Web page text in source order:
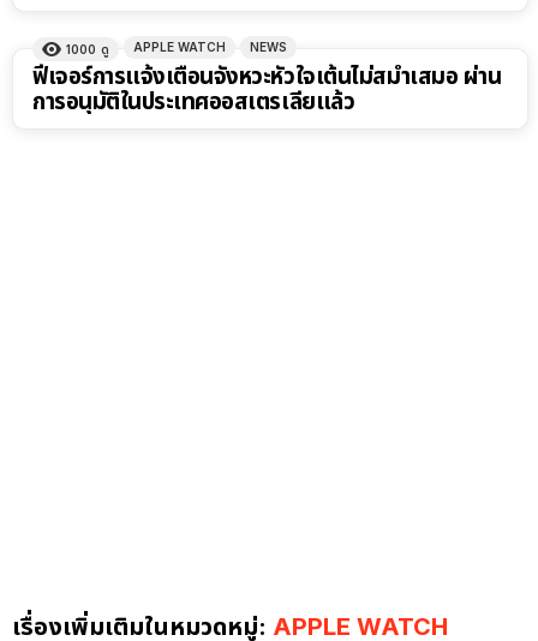
1000 ดู APPLE WATCH NEWS
ฟีเจอร์การแจ้งเตือนจังหวะหัวใจเต้นไม่สม่ำเสมอ ผ่าน
การอนุมัติในประเทศออสเตรเลียแล้ว
เรื่องเพิ่มเติมในหมวดหมู่: APPLE WATCH